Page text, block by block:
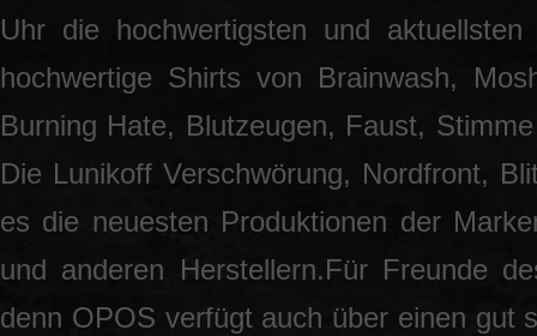
Uhr die hochwertigsten und
hochwertige Shirts von Brainwash,
Burning Hate, Blutzeugen, Faust,
Die Lunikoff Verschwörung, Nordfront,
es die neuesten Produktionen der
und anderen Herstellern.Für Freunde
denn OPOS verfügt auch über einen gut